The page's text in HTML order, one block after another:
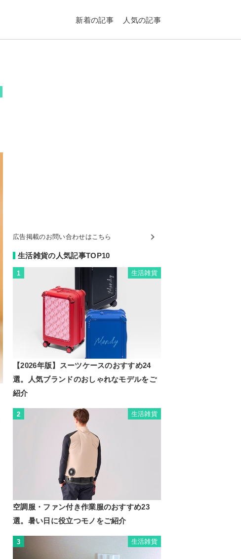
新着の記事 人気の記事
広告掲載のお問い合わせはこちら
生活雑貨の人気記事TOP10
1 生活雑貨
【2026年版】スーツケースのおすすめ24
選。人気ブランドのおしゃれなモデルをご
紹介
2 生活雑貨
空調服・ファン付き作業服のおすすめ23
選。暑い日に役立つモノをご紹介
3 生活雑貨